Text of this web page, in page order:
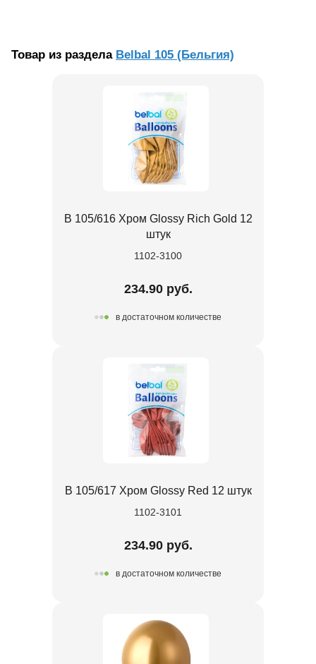
Товар из раздела Belbal 105 (Бельгия)
В 105/616 Хром Glossy Rich Gold 12
штук
1102-3100
234.90 руб.
в достаточном количестве
В 105/617 Хром Glossy Red 12 штук
1102-3101
234.90 руб.
в достаточном количестве